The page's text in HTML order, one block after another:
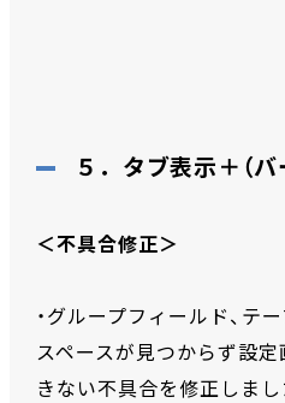
５．タブ表示＋（バ
＜不具合修正＞
・グループフィールド、テ
スペースが見つからず設
きない不具合を修正しまし